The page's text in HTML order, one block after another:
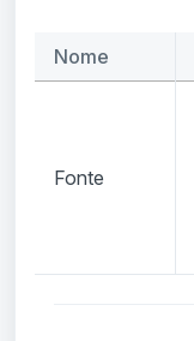
Nome
Fonte